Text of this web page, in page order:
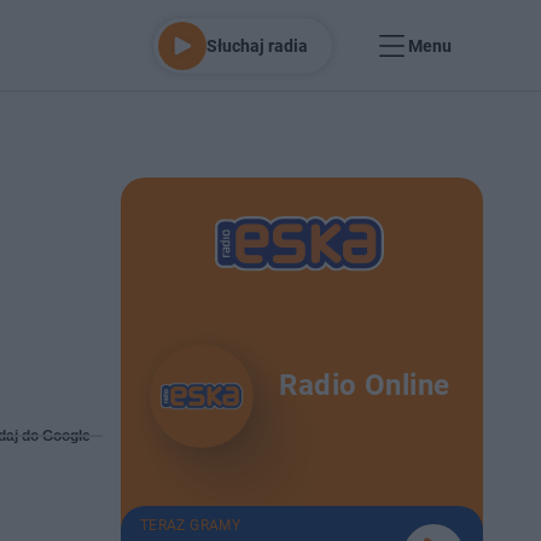
Słuchaj radia Menu
do Google
Radio Online
TERAZ GRAMY